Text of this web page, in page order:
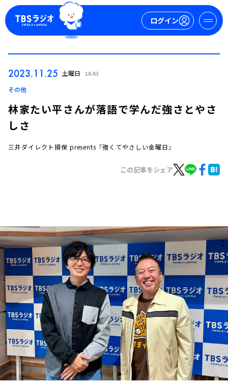
ログイン
お知らせ
イベント・グッズ
YouTube
会社情報
2023.11.25 土曜日 14:43
その他
林家たい平さんが落語で学んだ強さとやさ
しさ
三井ダイレクト損保 presents 『強くてやさしい金曜日』
この記事をシェア